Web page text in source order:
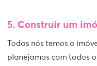
5. Construir um
Todos nós temos o
planejamos com todos